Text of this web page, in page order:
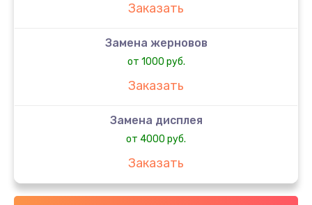
Заказать
Замена жерновов
от 1000 руб.
Заказать
Замена дисплея
от 4000 руб.
Заказать
Замена двигателя кофемолки